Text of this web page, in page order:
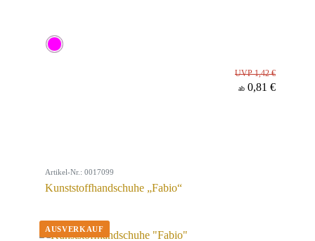
UVP 1,42 €
ab 0,81 €
Artikel-Nr.: 0017099
Kunststoffhandschuhe „Fabio“